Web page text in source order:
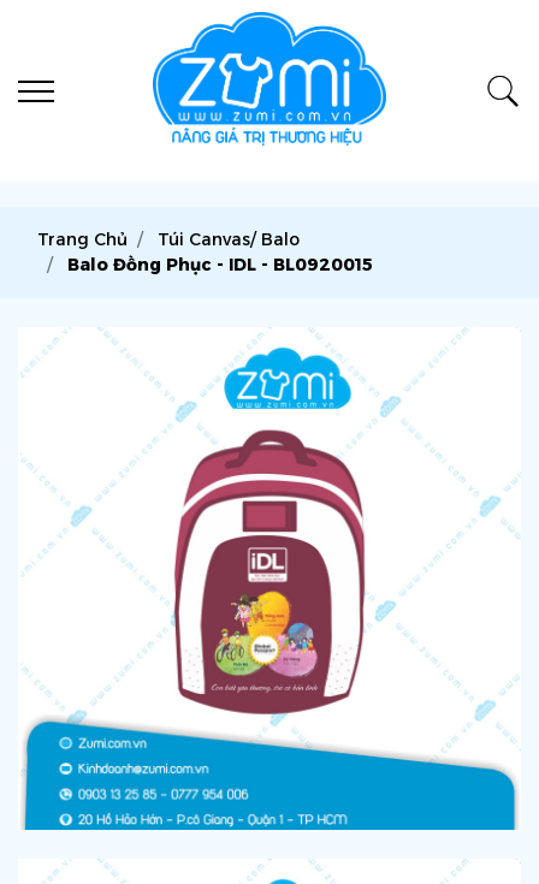
Trang Chủ
Túi Canvas/ Balo
Balo Đồng Phục - IDL - BL0920015